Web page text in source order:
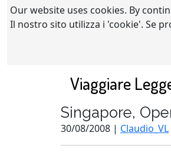
Our website uses cookies. By
Il nostro sito utilizza i 'cookie'. Se
Viaggiare
Singapore,
30/08/2008 | Claudio_VL